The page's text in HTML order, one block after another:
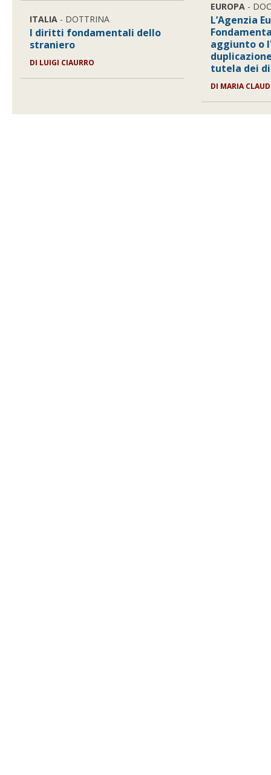
ITALIA - DOTTRINA
I diritti fondamentali dello
straniero
DI LUIGI CIAURRO
EUROPA -
L’Agenzia
aggiunto o
tutela dei
DI MARIA